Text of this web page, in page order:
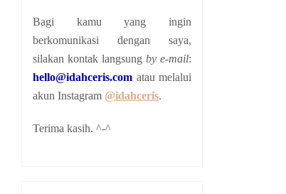
Bagi kamu yang ingin
berkomunikasi dengan saya,
silakan kontak langsung by e-mail:
hello@idahceris.com atau melalui
akun Instagram @idahceris.
Terima kasih. ^-^